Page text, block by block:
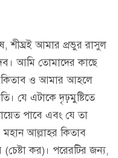
আমার প্রভুর রাসুল
আমি তোমাদের কাছে
কিতাব ও আমার আহলে
যে এটাকে দৃঢ়মুষ্টিতে
পাবে এবং যে তা
মহান আল্লাহর কিতাব
কর)। পরেরটির জন্য,